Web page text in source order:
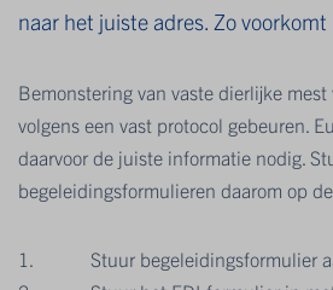
naar het juiste adres. Zo
Bemonstering van vaste dierlijke
volgens een vast protocol gebeuren.
daarvoor de juiste informatie nodig.
begeleidingsformulieren daarom op
1. Stuur begeleidingsformulier